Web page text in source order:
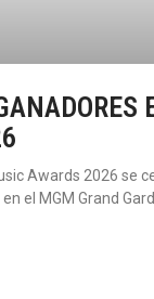
Awards 2026 se
el MGM Grand